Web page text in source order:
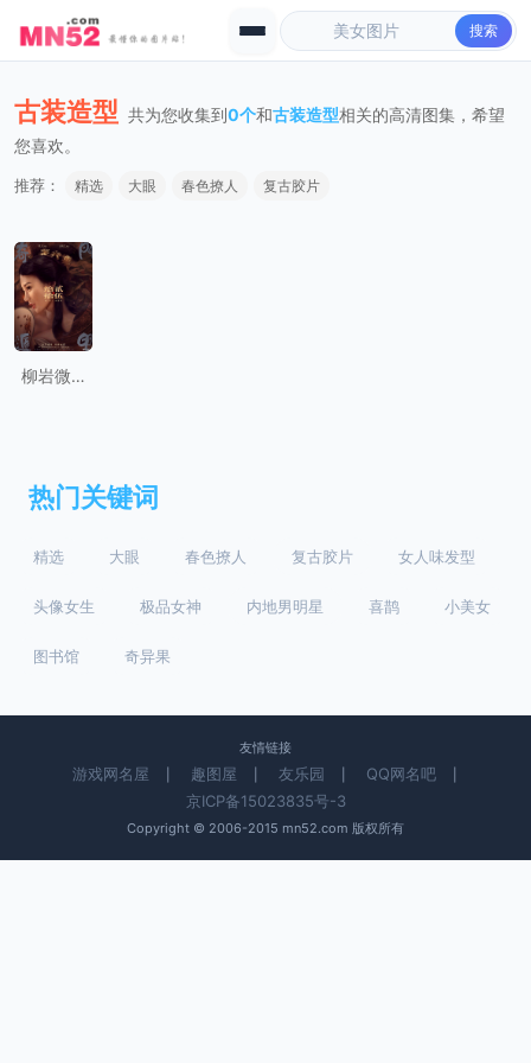
搜索
古装造型 共为您收集到0个和古装造型相关的高清图集，希望
您喜欢。
推荐： 精选 大眼 春色撩人 复古胶片
柳岩微博晒出其出演电影《奇门遁甲》古装造型
热门关键词
精选 大眼 春色撩人 复古胶片 女人味发型
头像女生 极品女神 内地男明星 喜鹊 小美女
图书馆 奇异果
友情链接
游戏网名屋 趣图屋 友乐园 QQ网名吧
京ICP备15023835号-3
Copyright © 2006-2015 mn52.com 版权所有